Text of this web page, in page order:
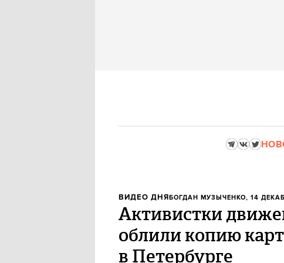
ВИДЕО ДНЯБОГДАН МУЗЫЧЕНКО, 14
Активистки
облили копию
в Петербурге